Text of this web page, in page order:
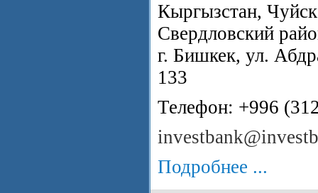
Кыргызстан,
Свердловский
г. Бишкек, ул.
133
Телефон: +996
Подробнее ...